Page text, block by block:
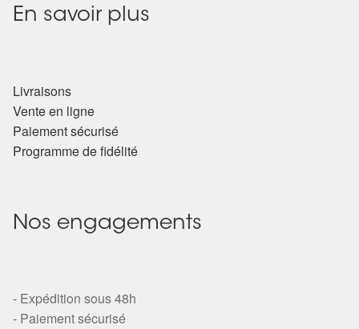
En savoir plus
Livraisons
Vente en ligne
Paiement sécurisé
Programme de fidélité
Nos engagements
- Expédition sous 48h
- Paiement sécurisé